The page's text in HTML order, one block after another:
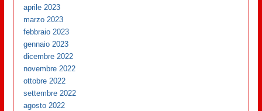
aprile 2023
marzo 2023
febbraio 2023
gennaio 2023
dicembre 2022
novembre 2022
ottobre 2022
settembre 2022
agosto 2022